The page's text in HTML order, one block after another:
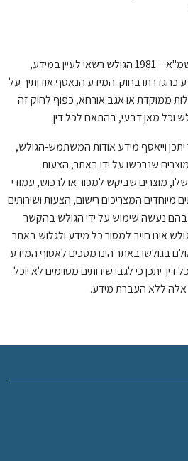
על-פי חוק הגנת הפרטיות, התשמ"א – 1981 הגולש רשאי לעיין במידע,
כהגדרתו בחוק. המידע הנאסף אודותיך על
ממוקדת או אגב אורחא, כפוף לחוק זה
וכל מאן דבעי, בהתאם לכל דין.
וייאסף מידע אודות המשתמש-הגולש,
שנרכשו על ידו באתר, הצעות
שלו, מוצרים שביקש למכור או לרכוש, עמודי
מיוחדים המצריכים רישום, הצעות ושירותים
בהם נעשה שימוש על ידי הגולש בהקשר
אינו חייב למסור כל מידע ולגלוש באתר
בגולשו באתר הינו מסכים לאסוף המידע
יתכן כי לגבי שירותים מסוימים לא יוכל
אלה ללא העברת מידע.